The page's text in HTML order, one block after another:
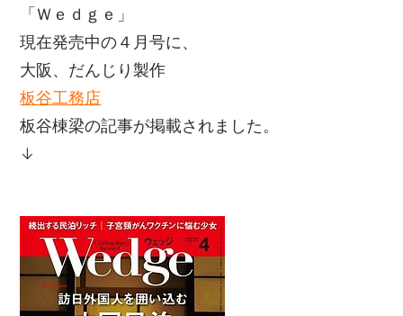
「Ｗｅｄｇｅ」
現在発売中の４月号に、
大阪、だんじり製作
板谷工務店
板谷棟梁の記事が掲載されました。
↓